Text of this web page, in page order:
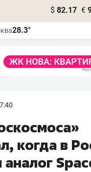
$ 82.17 €
28.3°
когда в
аналог